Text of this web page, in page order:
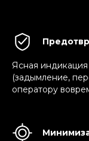
Ясная
(задымление,
оператору